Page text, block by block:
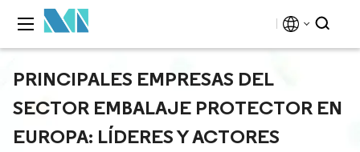
PRINCIPALES EMPRESAS DEL
SECTOR EMBALAJE PROTECTOR EN
EUROPA: LÍDERES Y ACTORES